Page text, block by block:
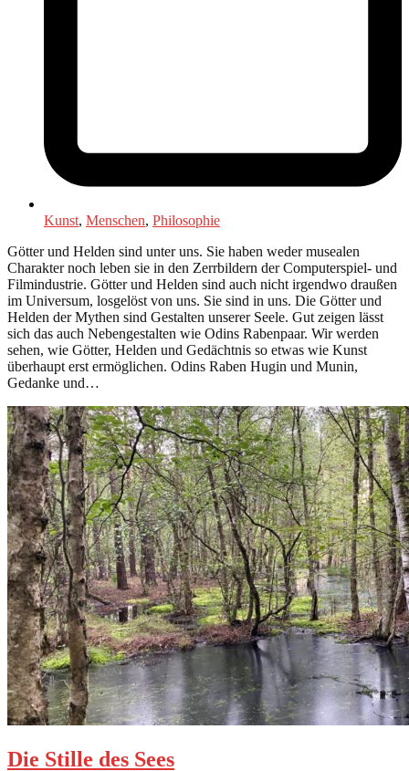
Kunst, Menschen, Philosophie
Götter und Helden sind unter uns. Sie haben weder musealen
Charakter noch leben sie in den Zerrbildern der Computerspiel- und
Filmindustrie. Götter und Helden sind auch nicht irgendwo draußen
im Universum, losgelöst von uns. Sie sind in uns. Die Götter und
Helden der Mythen sind Gestalten unserer Seele. Gut zeigen lässt
sich das auch Nebengestalten wie Odins Rabenpaar. Wir werden
sehen, wie Götter, Helden und Gedächtnis so etwas wie Kunst
überhaupt erst ermöglichen. Odins Raben Hugin und Munin,
Gedanke und…
Die Stille des Sees